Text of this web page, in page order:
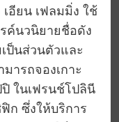
เอียน เฟลมมิ่ง ใช้
ค์นวนิยายชื่อดัง
ป็นส่วนตัวและ
ารถจองเกาะ
ปิ ในเฟรนช์โปลินี
ก ซึ่งให้บริการ